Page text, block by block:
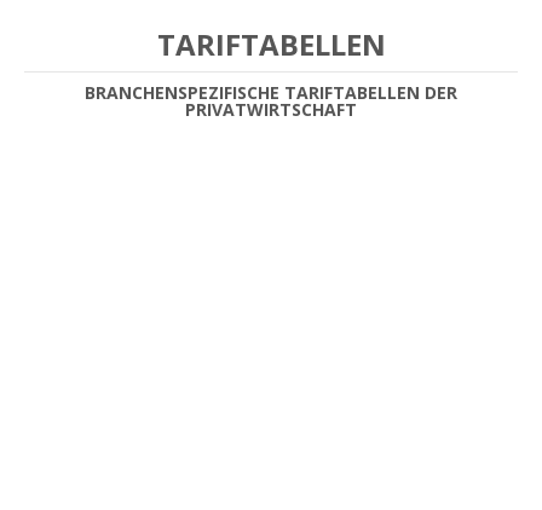
TARIFTABELLEN
BRANCHENSPEZIFISCHE TARIFTABELLEN DER
PRIVATWIRTSCHAFT